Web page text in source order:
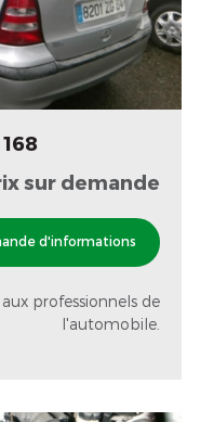
sur demande
d'informations
professionnels de
l'automobile.